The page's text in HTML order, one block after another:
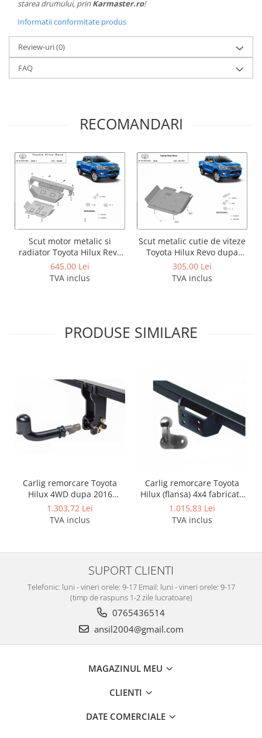
Covorase auto Mitsubishi
Covorase auto Opel
Covorase auto Peugeot
Covorase auto Porsche
Covorase auto Seat
Covorase auto Subaru
Covorase auto Suzuki
Covorase auto Toyota
Covorase auto Volvo
Covorase auto Vw
Cutii portbagaj
Cutii portbagaj pt. bare
transversale
Echipamente
Genti de umar
Genti schi si snowboard
Grilaje portbagaj auto
Huse scaune auto
Instalatii electrice
Module cu interfata can-bus
Scuturi metalice
Scut motor Alfa Romeo
Scut motor Chevrolet
Scut motor Citroen
Scut motor Daihatsu
starea drumului, prin Karmaster.ro!
Informatii conformitate produs
Review-uri(0)
FAQ
RECOMANDARI
Scut motor metalic si
radiator Toyota Hilux Revo
dupa 2016
645,00 Lei
TVA inclus
Scut metalic cutie de viteze
Toyota Hilux Revo dupa
2016
305,00 Lei
TVA inclus
PRODUSE SIMILARE
Carlig remorcare Toyota
Hilux 4WD dupa 2016
demontabil automat cu
maneta marca Autohak
1.303,72 Lei
TVA inclus
Carlig remorcare Toyota
Hilux (flansa) 4x4 fabricata
dupa 2016 marca Autohak
1.015,83 Lei
TVA inclus
SUPORT CLIENTI
Telefonic: luni - vineri orele: 9-17 Email: luni - vineri orele: 9-17
(timp de raspuns 1-2 zile lucratoare)
0765436514
ansil2004@gmail.com
MAGAZINUL MEU
CLIENTI
DATE COMERCIALE